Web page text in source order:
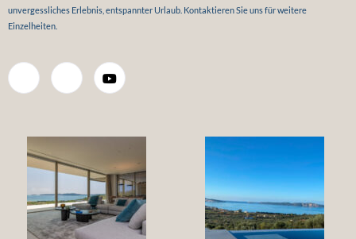
unvergessliches Erlebnis, entspannter Urlaub. Kontaktieren Sie uns für weitere
Einzelheiten.